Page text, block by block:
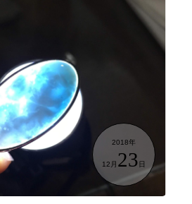
2018年
12月 23 日